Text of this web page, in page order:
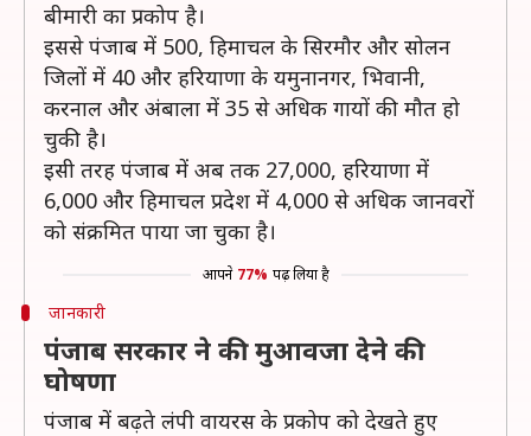
बीमारी का प्रकोप है।
इससे पंजाब में 500, हिमाचल के सिरमौर और सोलन
जिलों में 40 और हरियाणा के यमुनानगर, भिवानी,
करनाल और अंबाला में 35 से अधिक गायों की मौत हो
चुकी है।
इसी तरह पंजाब में अब तक 27,000, हरियाणा में
6,000 और हिमाचल प्रदेश में 4,000 से अधिक जानवरों
को संक्रमित पाया जा चुका है।
आपने 77% पढ़ लिया है
जानकारी
पंजाब सरकार ने की मुआवजा देने की
घोषणा
पंजाब में बढ़ते लंपी वायरस के प्रकोप को देखते हुए